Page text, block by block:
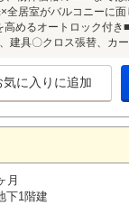
全居室がバルコニーに
めるオートロック付
建具〇クロス張替、カ
気に入りに追加
月
下1階建